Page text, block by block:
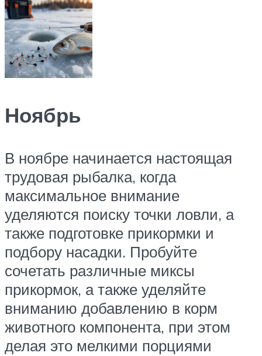
Ноябрь
В ноябре начинается настоящая
трудовая рыбалка, когда
максимальное внимание
уделяются поиску точки ловли, а
также подготовке прикормки и
подбору насадки. Пробуйте
сочетать различные миксы
прикормок, а также уделяйте
вниманию добавлению в корм
животного компонента, при этом
делая это мелкими порциями